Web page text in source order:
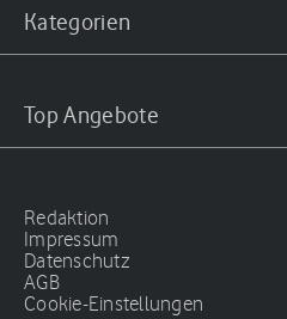
Kategorien
Top Angebote
Redaktion
Impressum
Datenschutz
AGB
Cookie-Einstellungen